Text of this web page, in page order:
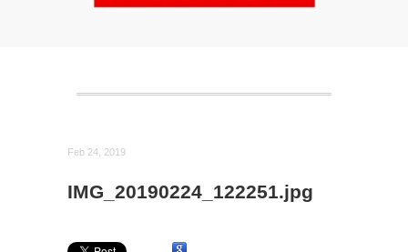
Feb 24, 2019
IMG_20190224_122251.jpg